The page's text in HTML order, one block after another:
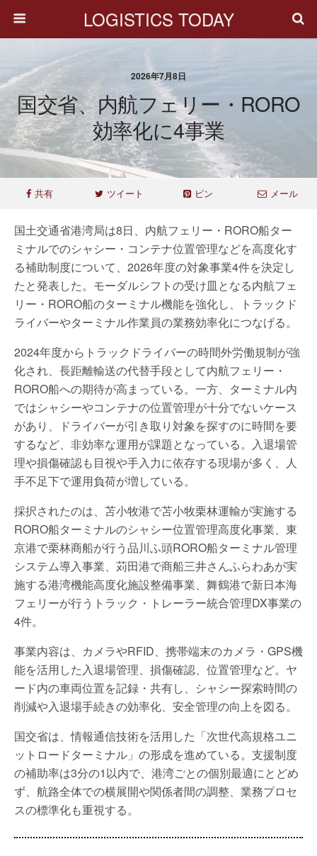
LOGISTICS TODAY
2026年7月8日
国交省、内航フェリー・RORO
効率化に4事業
共有 ツイート ピン メール
国土交通省港湾局は8日、内航フェリー・RORO船ター
ミナルでのシャシー・コンテナ位置管理などを高度化す
る補助制度について、2026年度の対象事業4件を決定し
たと発表した。モーダルシフトの受け皿となる内航フェ
リー・RORO船のターミナル機能を強化し、トラックド
ライバーやターミナル作業員の業務効率化につなげる。
2024年度からトラックドライバーの時間外労働規制が強
化され、長距離輸送の代替手段として内航フェリー・
RORO船への期待が高まっている。一方、ターミナル内
ではシャシーやコンテナの位置管理が十分でないケース
があり、ドライバーが引き取り対象を探すのに時間を要
するなど、非効率な運用が課題となっている。入退場管
理や損傷確認も目視や手入力に依存する現場が多く、人
手不足下で運用負荷が増している。
採択されたのは、苫小牧港で苫小牧栗林運輸が実施する
RORO船ターミナルのシャシー位置管理高度化事業、東
京港で栗林商船が行う品川ふ頭RORO船ターミナル管理
システム導入事業、苅田港で商船三井さんふらわあが実
施する港湾機能高度化施設整備事業、舞鶴港で新日本海
フェリーが行うトラック・トレーラー統合管理DX事業の
4件。
事業内容は、カメラやRFID、携帯端末のカメラ・GPS機
能を活用した入退場管理、損傷確認、位置管理など。ヤ
ード内の車両位置を記録・共有し、シャシー探索時間の
削減や入退場手続きの効率化、安全管理の向上を図る。
国交省は、情報通信技術を活用した「次世代高規格ユニ
ットロードターミナル」の形成を進めている。支援制度
の補助率は3分の1以内で、港湾ごとの個別最適にとどめ
ず、航路全体での横展開や関係者間の調整、業務プロセ
スの標準化も重視する。